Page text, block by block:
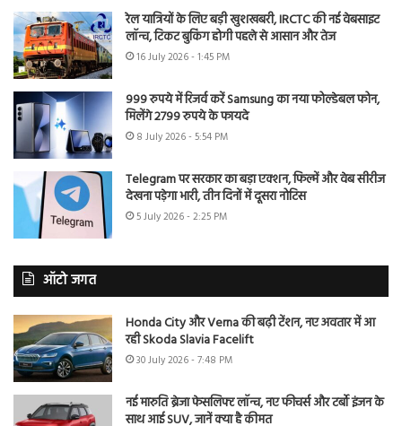
रेल यात्रियों के लिए बड़ी खुशखबरी, IRCTC की नई वेबसाइट
लॉन्च, टिकट बुकिंग होगी पहले से आसान और तेज
16 July 2026 - 1:45 PM
999 रुपये में रिजर्व करें Samsung का नया फोल्डेबल फोन,
मिलेंगे 2799 रुपये के फायदे
8 July 2026 - 5:54 PM
Telegram पर सरकार का बड़ा एक्शन, फिल्में और वेब सीरीज
देखना पड़ेगा भारी, तीन दिनों में दूसरा नोटिस
5 July 2026 - 2:25 PM
ऑटो जगत
Honda City और Verna की बढ़ी टेंशन, नए अवतार में आ
रही Skoda Slavia Facelift
30 July 2026 - 7:48 PM
नई मारुति ब्रेजा फेसलिफ्ट लॉन्च, नए फीचर्स और टर्बो इंजन के
साथ आई SUV, जानें क्या है कीमत